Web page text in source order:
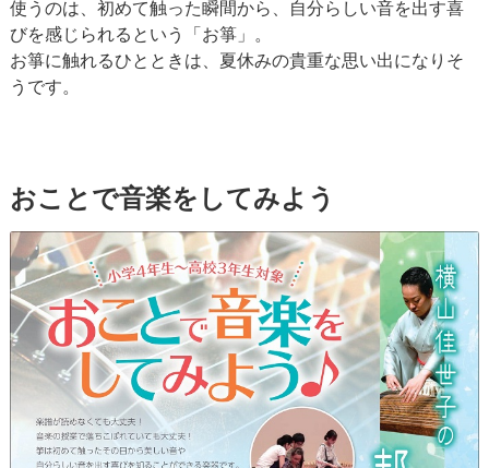
使うのは、初めて触った瞬間から、自分らしい音を出す喜
びを感じられるという「お箏」。
お箏に触れるひとときは、夏休みの貴重な思い出になりそ
うです。
おことで音楽をしてみよう